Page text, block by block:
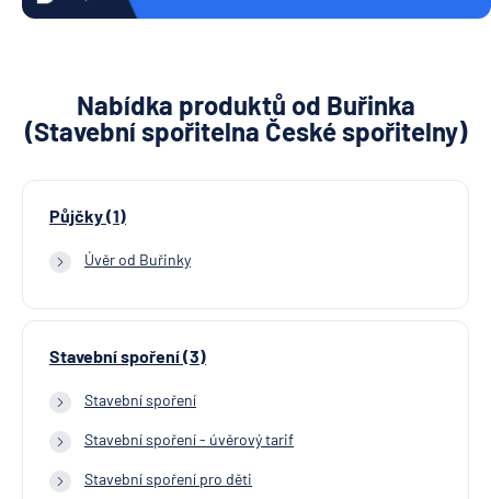
Nabídka produktů od Buřinka
(Stavební spořitelna České spořitelny)
Půjčky (1)
Úvěr od Buřinky
Stavební spoření (3)
Stavební spoření
Stavební spoření - úvěrový tarif
Stavební spoření pro děti